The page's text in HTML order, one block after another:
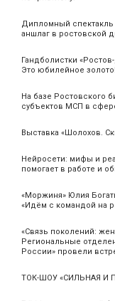
Дипломный
аншлаг в ростовской
Гандболистки
Это юбилейное золото!
На базе Ростовского
субъектов МСП в
Выставка «Шолохов.
Нейросети: мифы и
помогает в работе и
«Моржиня» Юлия
«Идём с командой на
«Связь поколений:
Региональные
России» провели
ТОК-ШОУ «СИЛЬНАЯ И